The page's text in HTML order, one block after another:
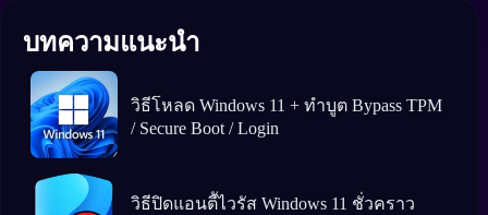
บทความแนะนำ
วิธีโหลด Windows 11 + ทำบูต Bypass TPM
/ Secure Boot / Login
วิธีปิดแอนตีัไวรัส Windows 11 ชั่วคราว